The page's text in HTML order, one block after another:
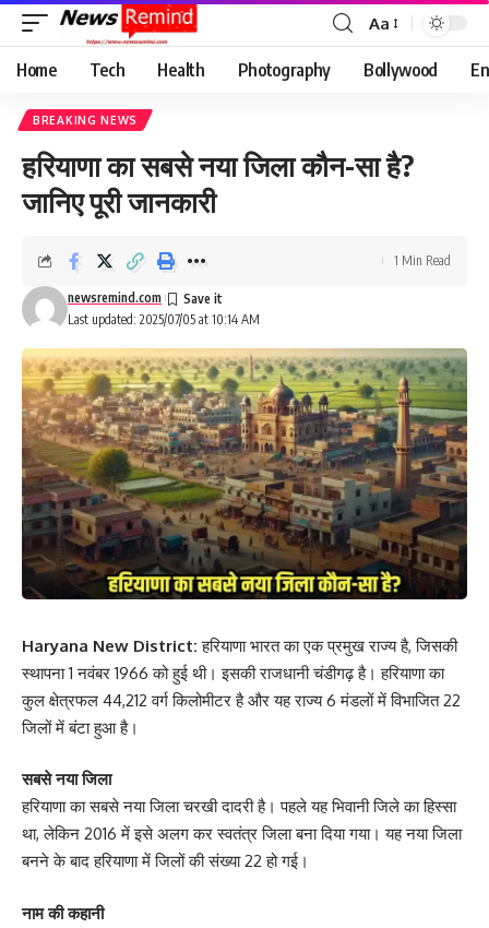
Font
Resizer
Aa
Home Tech Health Photography Bollywood
BREAKING NEWS
हरियाणा का सबसे नया जिला कौन-सा है?
जानिए पूरी जानकारी
Last updated: 2025/07/05 at 10:14 AM
newsremind.com
1 Min Read
Haryana New District:हरियाणा भारत का एक प्रमुख राज्य है, जिसकी
स्थापना 1 नवंबर 1966 को हुई थी। इसकी राजधानी चंडीगढ़ है। हरियाणा का
कुल क्षेत्रफल 44,212 वर्ग किलोमीटर है और यह राज्य 6 मंडलों में विभाजित 22
जिलों में बंटा हुआ है।
सबसे नया जिला
हरियाणा का सबसे नया जिला चरखी दादरी है। पहले यह भिवानी जिले का हिस्सा
था, लेकिन 2016 में इसे अलग कर स्वतंत्र जिला बना दिया गया। यह नया जिला
बनने के बाद हरियाणा में जिलों की संख्या 22 हो गई।
नाम की कहानी